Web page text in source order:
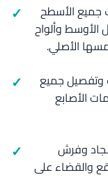
جميع الأسطح
الأوسط وألواح
الأصلي.
وتفصيل جميع
الأصابع
وفرش
والقضاء على